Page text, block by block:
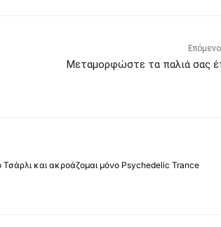
Μεταμορφώστε τα παλιά σας
Τσάρλι και ακροάζομαι μόνο Psychedelic Trance